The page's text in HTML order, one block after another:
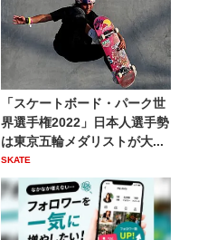
「スケートボード・パーク世
界選手権2022」日本人選手勢
は東京五輪メダリストが大...
SKATE